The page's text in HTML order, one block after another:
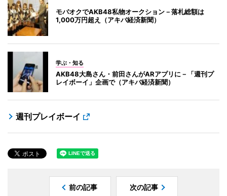
モバオクでAKB48私物オークション－落札総額は
1,000万円超え（アキバ経済新聞）
学ぶ・知る
AKB48大島さん・前田さんがARアプリに－「週刊プ
レイボーイ」企画で（アキバ経済新聞）
週刊プレイボーイ
前の記事 次の記事